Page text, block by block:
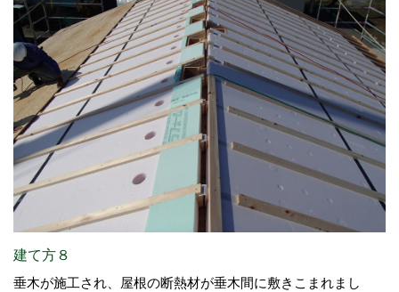
建て方８
垂木が施工され、屋根の断熱材が垂木間に敷きこまれまし